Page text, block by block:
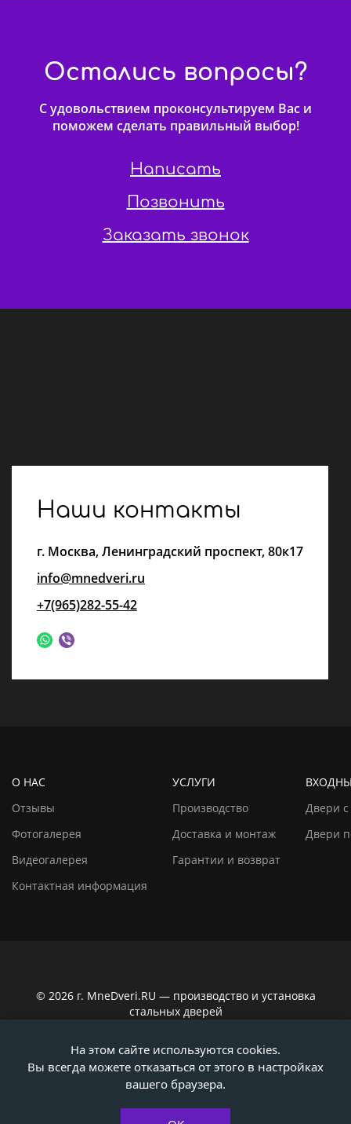
Остались вопросы?
С удовольствием проконсультируем Вас и
поможем сделать правильный выбор!
Написать
Позвонить
Заказать звонок
Наши контакты
г. Москва,Ленинградский проспект, 80к17
info@mnedveri.ru
+7(965)282-55-42
О НАС
Отзывы
Фотогалерея
Видеогалерея
Контактная информация
УСЛУГИ
Производство
Доставка и монтаж
Гарантии и возврат
Двери
Двери
© 2026 г. MneDveri.RU — производство и установка
стальных дверей
Гражданского кодекса РФ. Вся информация на сайте,
касающаяся технических характеристик, наличия на
складе, стоимости товаров, носит информационно-
уточняйте у наших консультантов!
На этом сайте используются cookies.
Вы всегда можете отказаться от этого в настройках
вашего браузера.